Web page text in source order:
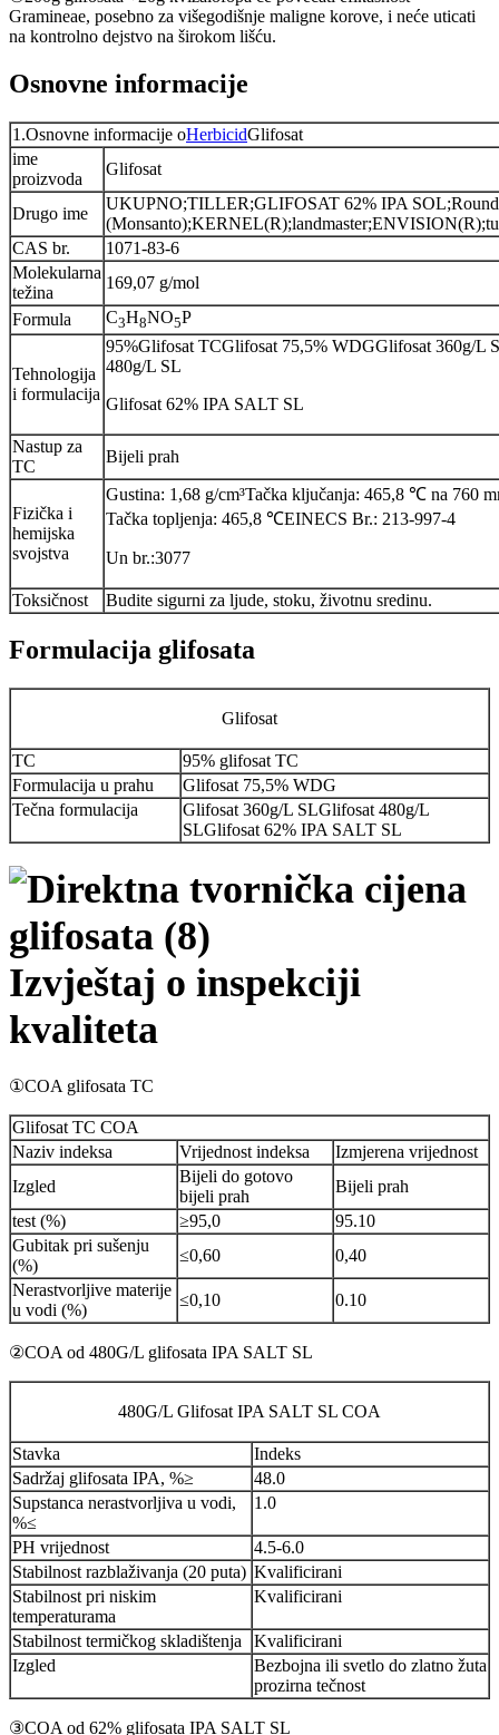
Gramineae, posebno za višegodišnje maligne korove, i neće uticati
na kontrolno dejstvo na širokom lišću.
Osnovne informacije
1.Osnovne informacije oHerbicidGlifosat
ime
proizvoda
Glifosat
Drugo ime
UKUPNO;TILLER;GLIFOSAT 62% IPA
CAS br.
1071-83-6
Molekularna
težina
169,07 g/mol
Formula
C3H8NO5P
Tehnologija
i formulacija
95%Glifosat TCGlifosat 75,5% WDGGlifosat 360g/L
480g/L SL
Glifosat 62% IPA SALT SL
Nastup za
TC
Bijeli prah
Fizička i
hemijska
svojstva
Gustina: 1,68 g/cm³Tačka ključanja: 465,8 ℃ na 760
Tačka topljenja: 465,8 ℃EINECS Br.: 213-997-4
Un br.:3077
Toksičnost Budite sigurni za ljude, stoku, životnu sredinu.
Formulacija glifosata
Glifosat
TC
95% glifosat TC
Formulacija u prahu
Glifosat 75,5% WDG
Tečna formulacija
Glifosat 360g/L SLGlifosat 480g/L
SLGlifosat 62% IPA SALT SL
Izvještaj o inspekciji
kvaliteta
①COA glifosata TC
Glifosat TC COA
Naziv indeksa
Vrijednost indeksa
Izmjerena vrijednost
Izgled
Bijeli do gotovo
bijeli prah
Bijeli prah
test (%)
≥95,0
95.10
Gubitak pri sušenju
(%)
≤0,60
0,40
Nerastvorljive materije
u vodi (%)
≤0,10 0.10
②COA od 480G/L glifosata IPA SALT SL
480G/L Glifosat IPA SALT SL COA
Stavka
Indeks
Sadržaj glifosata IPA, %≥
48.0
Supstanca nerastvorljiva u vodi,
%≤
1.0
PH vrijednost
4.5-6.0
Stabilnost razblaživanja (20 puta) Kvalificirani
Stabilnost pri niskim
temperaturama
Kvalificirani
Stabilnost termičkog skladištenja
Kvalificirani
Izgled
Bezbojna ili svetlo do zlatno žuta
prozirna tečnost
③COA od 62% glifosata IPA SALT SL